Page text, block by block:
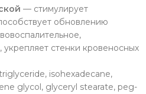
— стимулирует
обновлению
стенки кровеносных
isohexadecane,
glycol, glyceryl stearate, peg-